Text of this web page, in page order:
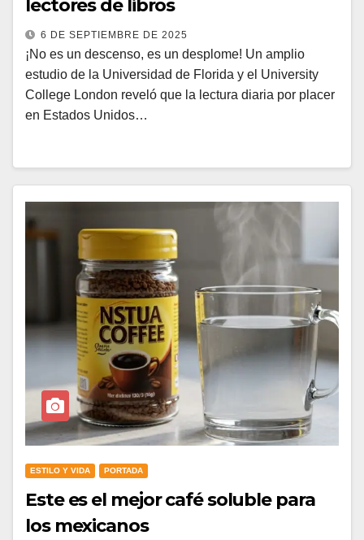
lectores de libros
6 DE SEPTIEMBRE DE 2025
¡No es un descenso, es un desplome! Un amplio
estudio de la Universidad de Florida y el University
College London reveló que la lectura diaria por placer
en Estados Unidos…
ESTILO Y VIDA PORTADA
Este es el mejor café soluble para
los mexicanos